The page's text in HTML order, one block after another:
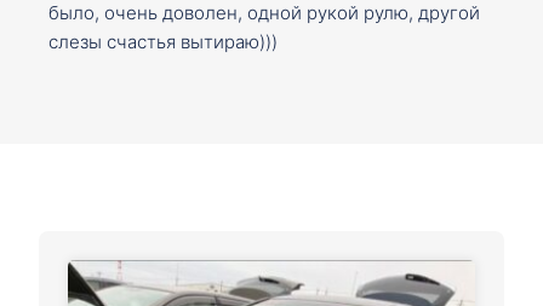
было, очень доволен, одной рукой рулю, другой
слезы счастья вытираю)))